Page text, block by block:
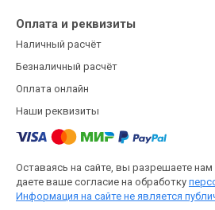
Оплата и реквизиты
Наличный расчёт
Безналичный расчёт
Оплата онлайн
Наши реквизиты
Оставаясь на сайте, вы разрешаете
даете ваше согласие на обработку
Информация на сайте не является